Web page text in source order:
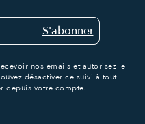
S'abonner
nos emails et autorisez le
désactiver ce suivi à tout
depuis votre compte.